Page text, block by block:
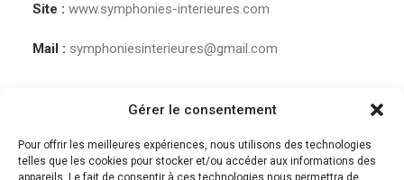
Gérer le consentement
Pour offrir les meilleures expériences, nous utilisons des technologies
telles que les cookies pour stocker et/ou accéder aux informations des
appareils. Le fait de consentir à ces technologies nous permettra de
Site : www.symphonies-interieures.com
Mail : symphoniesinterieures@gmail.com